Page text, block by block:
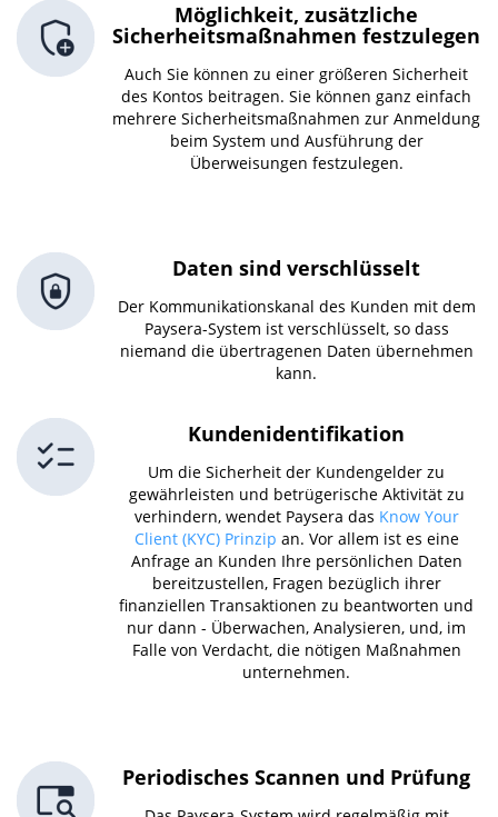
Möglichkeit, zusätzliche
Sicherheitsmaßnahmen festzulegen
Auch Sie können zu einer größeren Sicherheit
des Kontos beitragen. Sie können ganz einfach
mehrere Sicherheitsmaßnahmen zur Anmeldung
beim System und Ausführung der
Überweisungen festzulegen.
Daten sind verschlüsselt
Der Kommunikationskanal des Kunden mit dem
Paysera-System ist verschlüsselt, so dass
niemand die übertragenen Daten übernehmen
kann.
Kundenidentifikation
Um die Sicherheit der Kundengelder zu
gewährleisten und betrügerische Aktivität zu
verhindern, wendet Paysera das Know Your
Client (KYC) Prinzip an. Vor allem ist es eine
Anfrage an Kunden Ihre persönlichen Daten
bereitzustellen, Fragen bezüglich ihrer
finanziellen Transaktionen zu beantworten und
nur dann - Überwachen, Analysieren, und, im
Falle von Verdacht, die nötigen Maßnahmen
unternehmen.
Periodisches Scannen und Prüfung